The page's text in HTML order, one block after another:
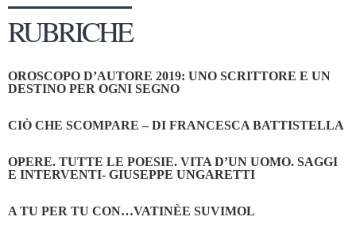
RUBRICHE
OROSCOPO D’AUTORE 2019: UNO SCRITTORE E UN
DESTINO PER OGNI SEGNO
CIÒ CHE SCOMPARE – DI FRANCESCA BATTISTELLA
OPERE. TUTTE LE POESIE. VITA D’UN UOMO. SAGGI
E INTERVENTI- GIUSEPPE UNGARETTI
A TU PER TU CON…VATINÈE SUVIMOL